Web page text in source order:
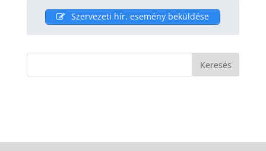
Szervezeti hír, esemény beküldése